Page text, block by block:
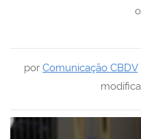
por Comunicação CBDV